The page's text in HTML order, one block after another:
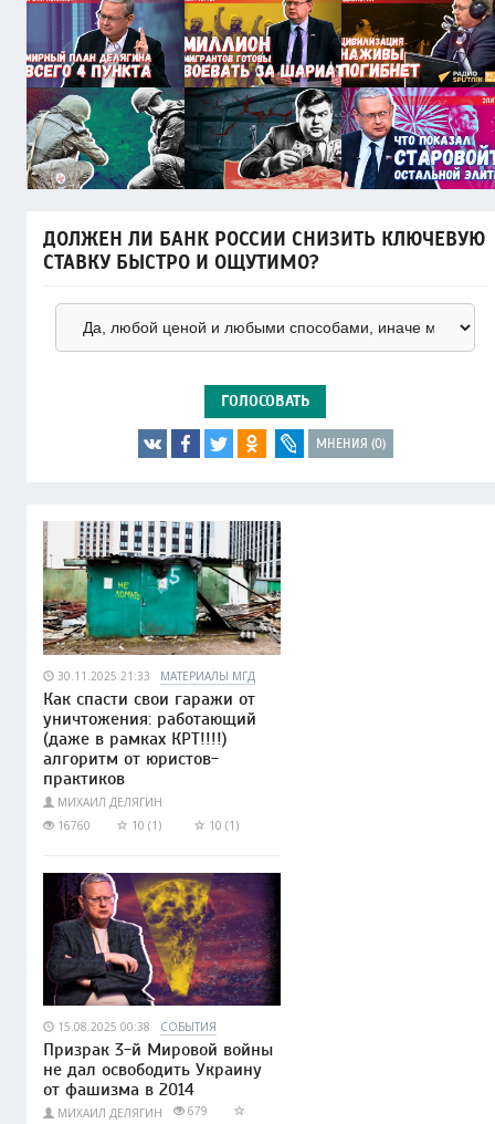
ДОЛЖЕН ЛИ БАНК РОССИИ СНИЗИТЬ КЛЮЧЕВУЮ
СТАВКУ БЫСТРО И ОЩУТИМО?
ГОЛОСОВАТЬ
МНЕНИЯ (0)
30.11.2025 21:33 МАТЕРИАЛЫ МГД
Как спасти свои гаражи от
уничтожения: работающий
(даже в рамках КРТ!!!!)
алгоритм от юристов-
практиков
МИХАИЛ ДЕЛЯГИН
16760
10 (1) 10 (1)
15.08.2025 00:38 СОБЫТИЯ
Призрак 3-й Мировой войны
не дал освободить Украину
от фашизма в 2014
МИХАИЛ ДЕЛЯГИН 679